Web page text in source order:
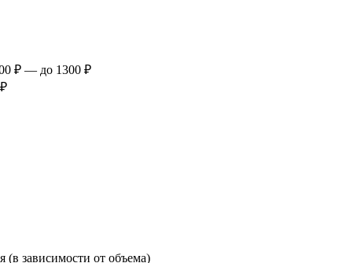
₽ — до 1300 ₽
(в зависимости от объема)